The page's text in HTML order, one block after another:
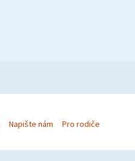
Napište nám Pro rodiče